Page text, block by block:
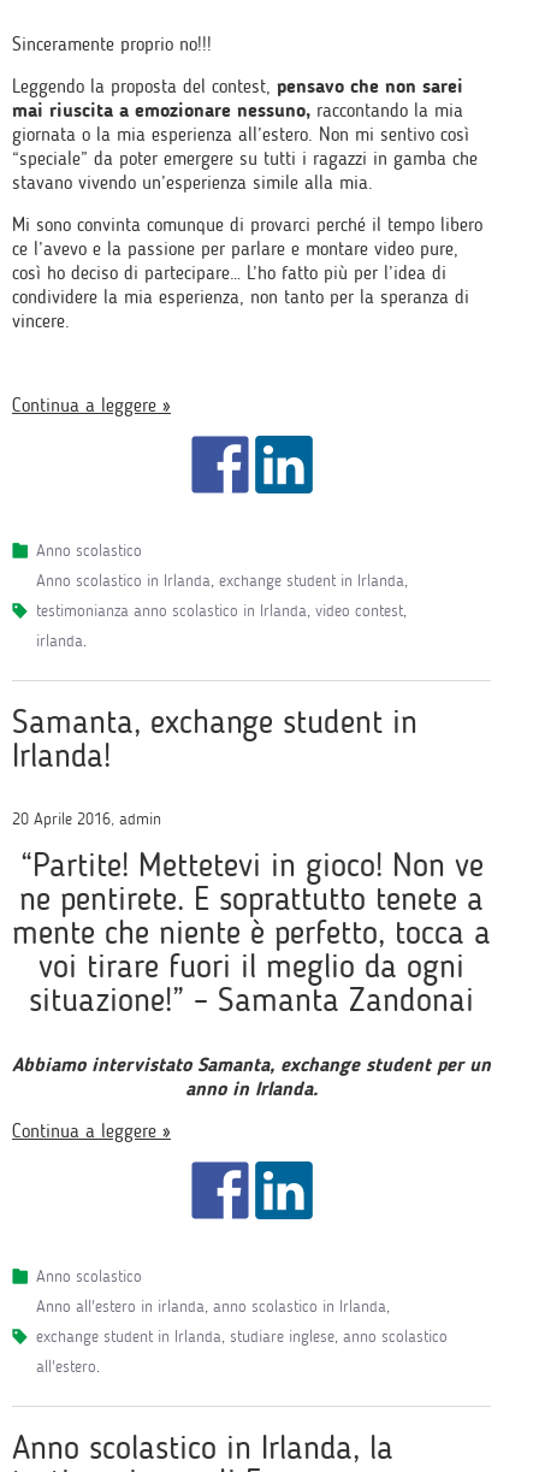
Sinceramente proprio no!!!
Leggendo la proposta del contest, pensavo che non sarei
mai riuscita a emozionare nessuno, raccontando la mia
giornata o la mia esperienza all’estero. Non mi sentivo così
“speciale” da poter emergere su tutti i ragazzi in gamba che
stavano vivendo un’esperienza simile alla mia.
Mi sono convinta comunque di provarci perché il tempo libero
ce l’avevo e la passione per parlare e montare video pure,
così ho deciso di partecipare… L’ho fatto più per l’idea di
condividere la mia esperienza, non tanto per la speranza di
vincere.
Continua a leggere »
Anno scolastico
anno scolastico in Irlanda, exchange student in Irlanda,
testimonianza anno scolastico in Irlanda, video contest,
irlanda.
Samanta, exchange student in
Irlanda!
20 Aprile 2016, admin
“Partite! Mettetevi in gioco! Non ve
ne pentirete. E soprattutto tenete a
mente che niente è perfetto, tocca a
voi tirare fuori il meglio da ogni
situazione!” – Samanta Zandonai
Abbiamo intervistato Samanta, exchange student per un
anno in Irlanda.
Continua a leggere »
Anno scolastico
anno all'estero in irlanda, anno scolastico in Irlanda,
exchange student in Irlanda, studiare inglese, anno scolastico
all'estero.
Anno scolastico in Irlanda, la